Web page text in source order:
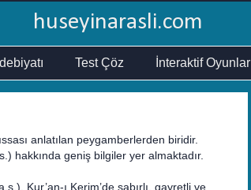
huseyinarasli.com
Test Çöz İnteraktif Oyunlar
anlatılan peygamberlerden biridir.
hakkında geniş bilgiler yer almaktadır.
Kur’an-ı Kerim’de sabırlı, gayretli ve